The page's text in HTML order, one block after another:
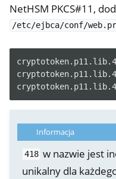
navigation of Pojemnik
navigation of
NetHSM PKCS#11,
/etc/ejbca/conf/
Informacja
418 w nazwie jest
unikalny dla